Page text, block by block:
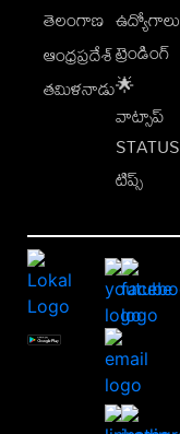
తెలంగాణ
ఆంధ్రప్రదేశ్
తమిళనాడు
ఉద్యోగాలు
ట్రెండింగ్
🌟
వాట్సాప్
STATUS
టిప్స్